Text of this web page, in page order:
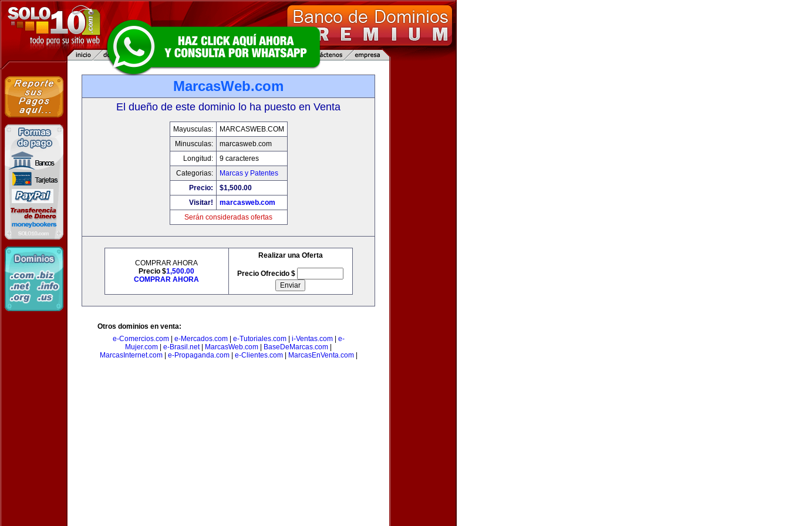
MarcasWeb.com
El dueño de este dominio lo ha puesto en Venta
Mayusculas:
MARCASWEB.COM
Minusculas:
marcasweb.com
Longitud:
9 caracteres
Categorias:
Marcas y Patentes
Precio:
$1,500.00
Visitar!
marcasweb.com
Serán consideradas ofertas
COMPRAR AHORA
Precio $1,500.00
COMPRAR AHORA
Realizar una Oferta
Precio Ofrecido $
Otros dominios en venta:
e-Comercios.com| e-Mercados.com| e-Tutoriales.com| i-Ventas.com| e-
Mujer.com
e-Brasil.net| MarcasWeb.com BaseDeMarcas.com
MarcasInternet.com| e-Propaganda.com| e-Clientes.com| MarcasEnVenta.com|